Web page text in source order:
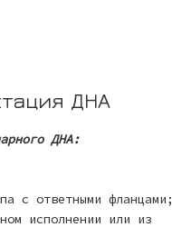
ДНА
ДНА:
с ответными фланцами;
исполнении или из